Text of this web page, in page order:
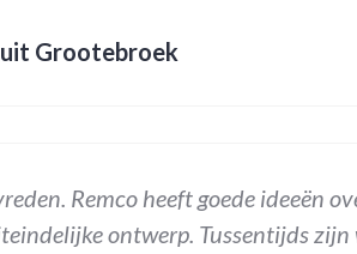
Grootebroek
Remco heeft goede ideeën
ontwerp. Tussentijds